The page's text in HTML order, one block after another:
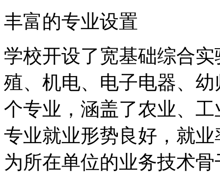
丰富的专业设置
学校开设了宽基础综合
殖、机电、电子电器、
个专业，涵盖了农业、
专业就业形势良好，就
为所在单位的业务技术